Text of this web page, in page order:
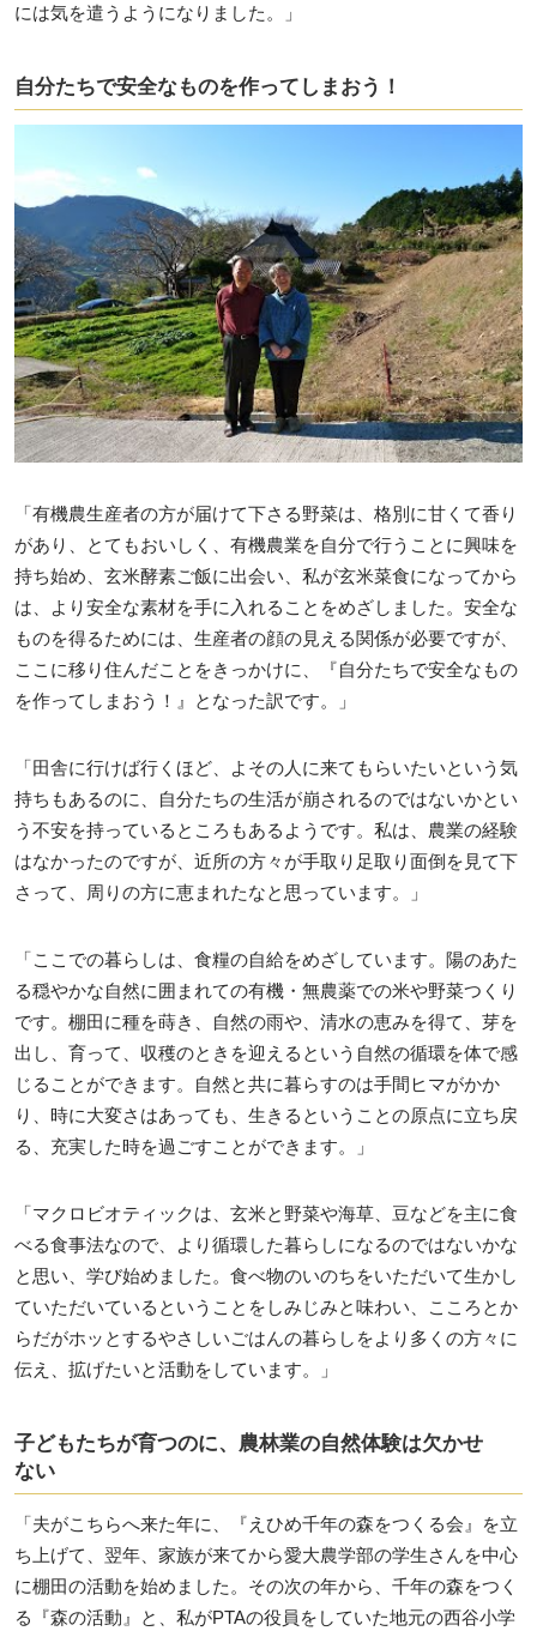
には気を遣うようになりました。」
自分たちで安全なものを作ってしまおう！
「有機農生産者の方が届けて下さる野菜は、格別に甘くて香り
があり、とてもおいしく、有機農業を自分で行うことに興味を
持ち始め、玄米酵素ご飯に出会い、私が玄米菜食になってから
は、より安全な素材を手に入れることをめざしました。安全な
ものを得るためには、生産者の顔の見える関係が必要ですが、
ここに移り住んだことをきっかけに、『自分たちで安全なもの
を作ってしまおう！』となった訳です。」
「田舎に行けば行くほど、よその人に来てもらいたいという気
持ちもあるのに、自分たちの生活が崩されるのではないかとい
う不安を持っているところもあるようです。私は、農業の経験
はなかったのですが、近所の方々が手取り足取り面倒を見て下
さって、周りの方に恵まれたなと思っています。」
「ここでの暮らしは、食糧の自給をめざしています。陽のあた
る穏やかな自然に囲まれての有機・無農薬での米や野菜つくり
です。棚田に種を蒔き、自然の雨や、清水の恵みを得て、芽を
出し、育って、収穫のときを迎えるという自然の循環を体で感
じることができます。自然と共に暮らすのは手間ヒマがかか
り、時に大変さはあっても、生きるということの原点に立ち戻
る、充実した時を過ごすことができます。」
「マクロビオティックは、玄米と野菜や海草、豆などを主に食
べる食事法なので、より循環した暮らしになるのではないかな
と思い、学び始めました。食べ物のいのちをいただいて生かし
ていただいているということをしみじみと味わい、こころとか
らだがホッとするやさしいごはんの暮らしをより多くの方々に
伝え、拡げたいと活動をしています。」
子どもたちが育つのに、農林業の自然体験は欠かせ
ない
「夫がこちらへ来た年に、『えひめ千年の森をつくる会』を立
ち上げて、翌年、家族が来てから愛大農学部の学生さんを中心
に棚田の活動を始めました。その次の年から、千年の森をつく
る『森の活動』と、私がPTAの役員をしていた地元の西谷小学